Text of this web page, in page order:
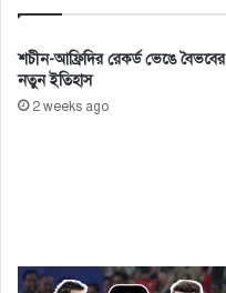
সে
না
স
চ
লা
চ
শচীন-আফ্রিদির রেকর্ড ভেঙে বৈভবের
নতুন ইতিহাস
2 weeks ago